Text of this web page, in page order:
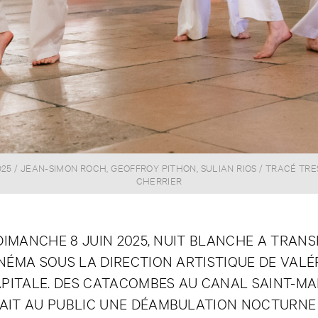
/ JEAN-SIMON ROCH, GEOFFROY PITHON, SULIAN RIOS / TRACÉ
CHERRIER
8 JUIN 2025, NUIT BLANCHE A
SOUS LA DIRECTION ARTISTIQUE DE
DES CATACOMBES AU CANAL SAINT-
AU PUBLIC UNE DÉAMBULATION